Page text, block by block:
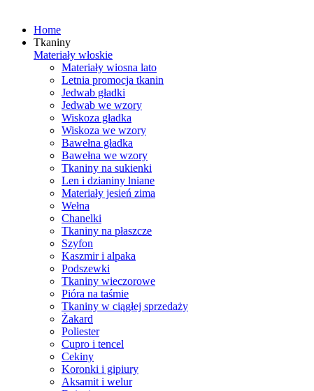
Home
Tkaniny
Materiały włoskie
Materiały wiosna lato
Letnia promocja tkanin
Jedwab gładki
Jedwab we wzory
Wiskoza gładka
Wiskoza we wzory
Bawełna gładka
Bawełna we wzory
Tkaniny na sukienki
Len i dzianiny lniane
Materiały jesień zima
Wełna
Chanelki
Tkaniny na płaszcze
Szyfon
Kaszmir i alpaka
Podszewki
Tkaniny wieczorowe
Pióra na taśmie
Tkaniny w ciągłej sprzedaży
Żakard
Poliester
Cupro i tencel
Cekiny
Koronki i gipiury
Aksamit i welur